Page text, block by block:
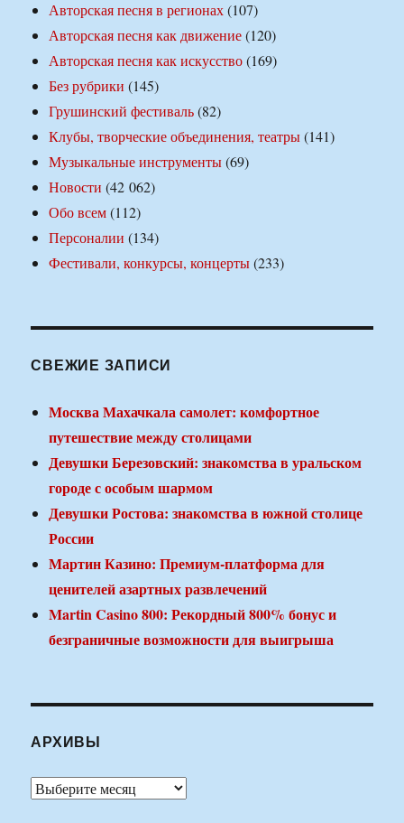
Авторская песня в регионах(107)
Авторская песня как движение(120)
Авторская песня как искусство(169)
Без рубрики (145)
Грушинский фестиваль(82)
Клубы, творческие объединения, театры(141)
Музыкальные инструменты(69)
Новости (42 062)
Обо всем(112)
Персоналии (134)
Фестивали, конкурсы, концерты(233)
СВЕЖИЕ ЗАПИСИ
Москва Махачкала самолет: комфортное
путешествие между столицами
Девушки Березовский: знакомства в уральском
городе с особым шармом
Девушки Ростова: знакомства в южной столице
России
Мартин Казино: Премиум-платформа для
ценителей азартных развлечений
Martin Casino 800: Рекордный 800% бонус и
безграничные возможности для выигрыша
АРХИВЫ
Архивы